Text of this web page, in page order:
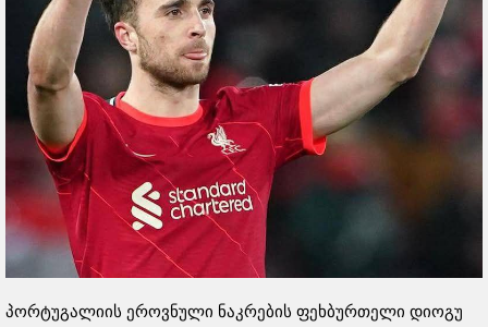
პორტუგალიის ეროვნული ნაკრების ფეხბურთელი დიოგუ